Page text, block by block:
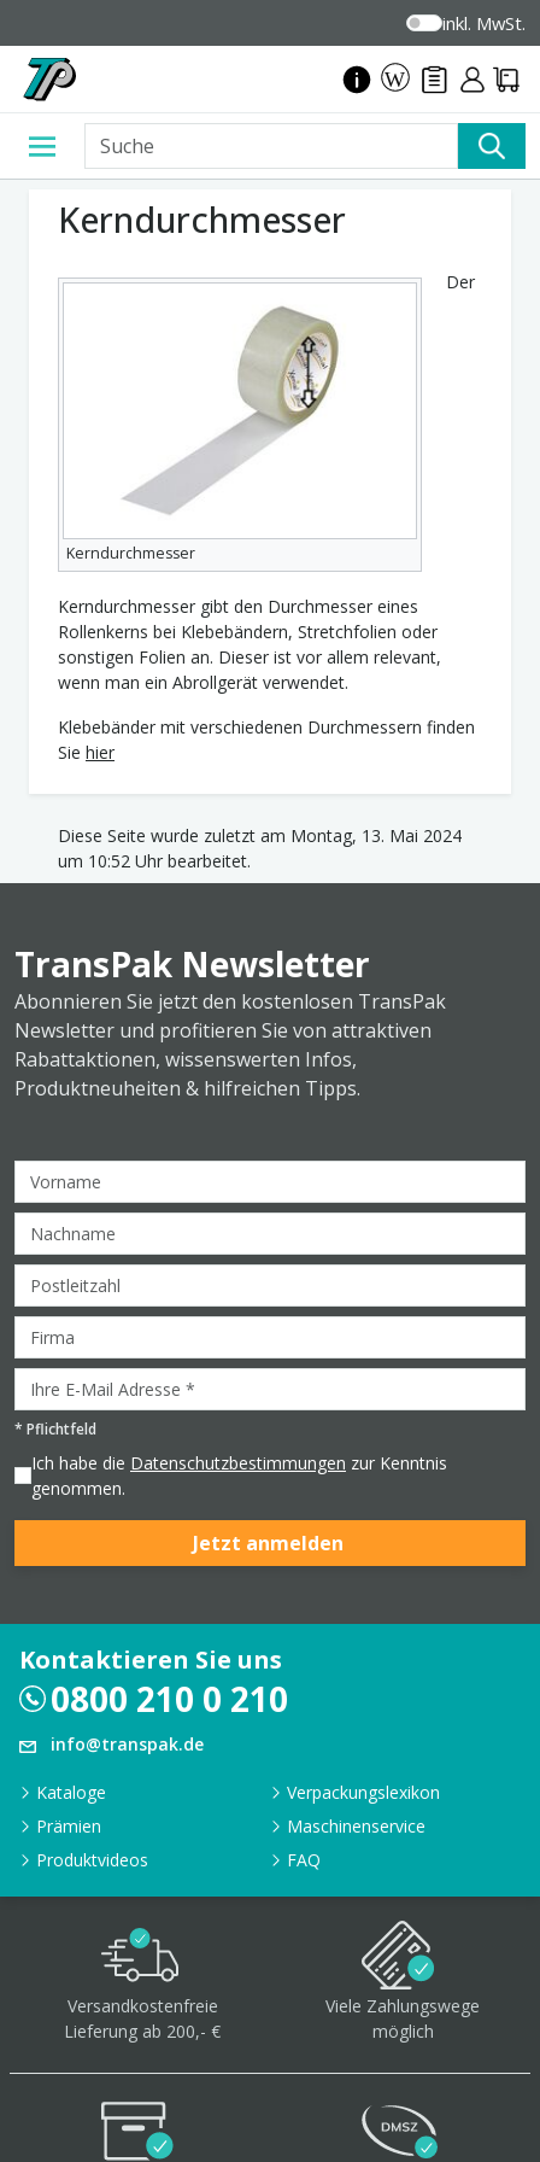
inkl. MwSt.
Kerndurchmesser
Kerndurchmesser
Der
Kerndurchmesser gibt den Durchmesser eines
Rollenkerns bei Klebebändern, Stretchfolien oder
sonstigen Folien an. Dieser ist vor allem relevant,
wenn man ein Abrollgerät verwendet.
Klebebänder mit verschiedenen Durchmessern finden
Sie hier
Diese Seite wurde zuletzt am Montag, 13. Mai 2024
um 10:52 Uhr bearbeitet.
TransPak Newsletter
Abonnieren Sie jetzt den kostenlosen TransPak
Newsletter und profitieren Sie von attraktiven
Rabattaktionen, wissenswerten Infos,
Produktneuheiten & hilfreichen Tipps.
* Pflichtfeld
Ich habe die Datenschutzbestimmungen zur Kenntnis
genommen.
Jetzt anmelden
Kontaktieren Sie uns
0800 210 0 210
info@transpak.de
Kataloge
Verpackungslexikon
Prämien
Maschinenservice
Produktvideos
FAQ
Versandkostenfreie
Lieferung ab 200,- €
Viele Zahlungswege
möglich